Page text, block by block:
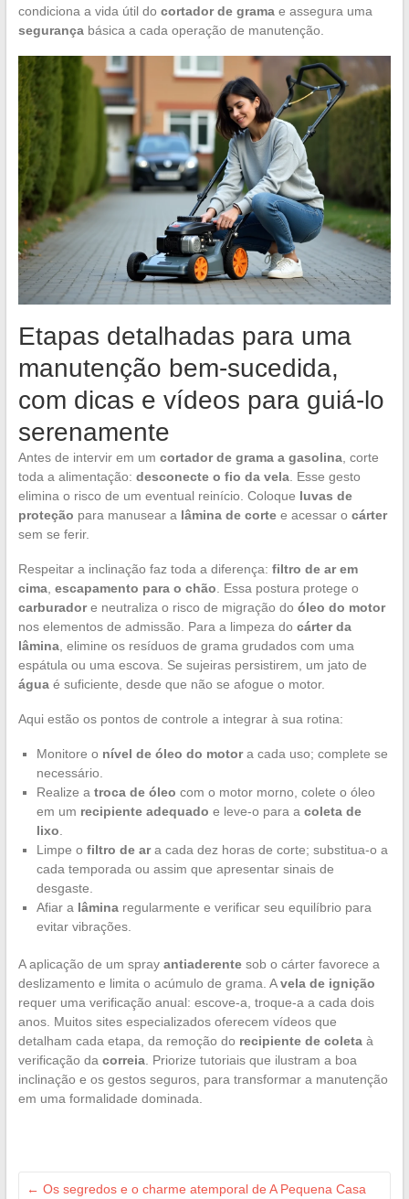
condiciona a vida útil do cortador de gramae assegura uma
segurançabásica a cada operação de manutenção.
Etapas detalhadas para uma
manutenção bem-sucedida,
com dicas e vídeos para guiá-lo
serenamente
Antes de intervir em um cortador de grama a gasolina, corte
toda a alimentação: desconecte o fio da vela. Esse gesto
elimina o risco de um eventual reinício. Coloque luvas de
proteção para manusear a lâmina de cortee acessar o cárter
sem se ferir.
Respeitar a inclinação faz toda a diferença: filtro de ar em
cima, escapamento para o chão . Essa postura protege o
carburadore neutraliza o risco de migração do óleo do motor
nos elementos de admissão. Para a limpeza do cárter da
lâmina, elimine os resíduos de grama grudados com uma
espátula ou uma escova. Se sujeiras persistirem, um jato de
águaé suficiente, desde que não se afogue o motor.
Aqui estão os pontos de controle a integrar à sua rotina:
Monitore o nível de óleo do motora cada uso; complete se
necessário.
Realize a troca de óleo com o motor morno, colete o óleo
em um recipiente adequado e leve-o para a coleta de
lixo
Limpe o filtro de ara cada dez horas de corte; substitua-o a
cada temporada ou assim que apresentar sinais de
desgaste.
Afiar a lâminaregularmente e verificar seu equilíbrio para
evitar vibrações.
A aplicação de um spray antiaderentesob o cárter favorece a
deslizamento e limita o acúmulo de grama. Avela de ignição
requer uma verificação anual: escove-a, troque-a a cada dois
anos. Muitos sites especializados oferecem vídeos que
detalham cada etapa, da remoção do recipiente de coletaà
verificação da correia. Priorize tutoriais que ilustram a boa
inclinação e os gestos seguros, para transformar a manutenção
em uma formalidade dominada.
← Os segredos e o charme atemporal de A Pequena Casa